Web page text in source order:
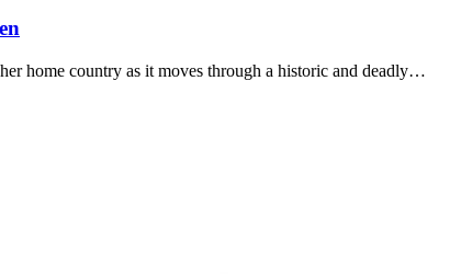
home country as it moves through a historic and deadly…